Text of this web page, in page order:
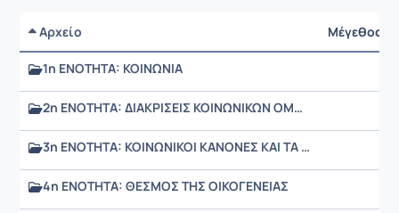
Αρχείο Μέγεθος
1η ΕΝΟΤΗΤΑ: ΚΟΙΝΩΝΙΑ
2η ΕΝΟΤΗΤΑ: ΔΙΑΚΡΙΣΕΙΣ ΚΟΙΝΩΝΙΚΩΝ ΟΜΑΔΩΝ
3η ΕΝΟΤΗΤΑ: ΚΟΙΝΩΝΙΚΟΙ ΚΑΝΟΝΕΣ ΚΑΙ ΤΑ ΕΙΔΗ ΤΟΥΣ
4η ΕΝΟΤΗΤΑ: ΘΕΣΜΟΣ ΤΗΣ ΟΙΚΟΓΕΝΕΙΑΣ